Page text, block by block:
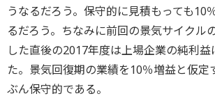
うなるだろう。保守的に見積もっても10
るだろう。ちなみに前回の景気サイクル
した直後の2017年度は上場企業の純利益
た。景気回復期の業績を10％増益と仮定
ぶん保守的である。